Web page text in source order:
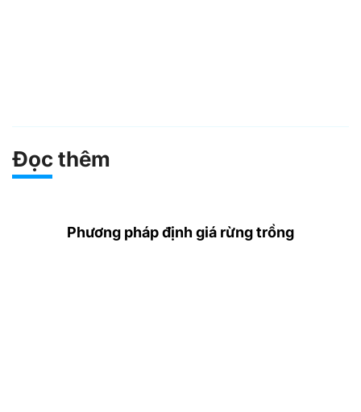
Đọc thêm
Phương pháp định giá rừng trồng